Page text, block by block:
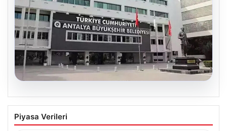
06.08.2026
Antalya’daki yolsuzluk soruşturmasında
iki yeni gözaltı
Piyasa Verileri